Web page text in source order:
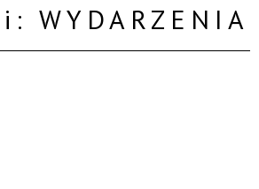
WYDARZENIA